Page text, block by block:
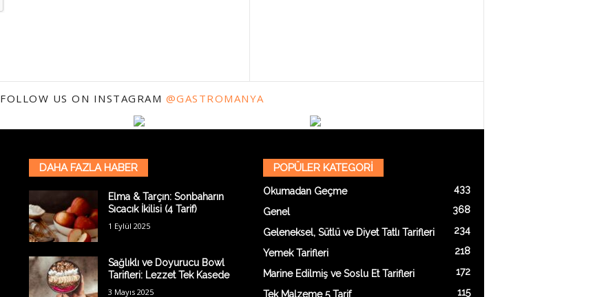
FOLLOW US ON INSTAGRAM @GASTROMANYA
DAHA FAZLA HABER
Elma & Tarçın: Sonbaharın
Sıcacık İkilisi (4 Tarif)
1 Eylül 2025
Sağlıklı ve Doyurucu Bowl
Tarifleri: Lezzet Tek Kasede
3 Mayıs 2025
POPÜLER KATEGORİ
Okumadan Geçme 433
Genel 368
Geleneksel, Sütlü ve Diyet Tatlı Tarifleri 234
Yemek Tarifleri 218
Marine Edilmiş ve Soslu Et Tarifleri 172
Tek Malzeme 5 Tarif 115